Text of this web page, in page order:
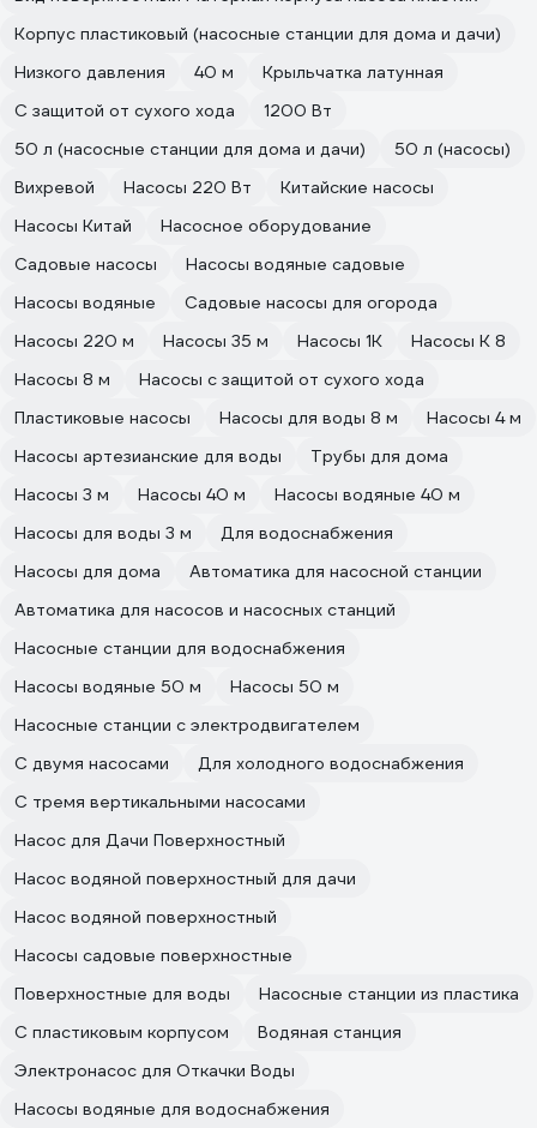
Корпус пластиковый (насосные станции для дома и дачи)
Низкого давления
40 м
Крыльчатка латунная
С защитой от сухого хода
1200 Вт
50 л (насосные станции для дома и дачи)
50 л (насосы)
Вихревой
Насосы 220 Вт
Китайские насосы
Насосы Китай
Насосное оборудование
Садовые насосы
Насосы водяные садовые
Насосы водяные
Садовые насосы для огорода
Насосы 220 м
Насосы 35 м Насосы 1К
Насосы К 8
Насосы 8 м
Насосы с защитой от сухого хода
Пластиковые насосы
Насосы для воды 8 м
Насосы 4 м
Насосы артезианские для воды
Трубы для дома
Насосы 3 м
Насосы 40 м
Насосы водяные 40 м
Насосы для воды 3 м
Для водоснабжения
Насосы для дома
Автоматика для насосной станции
Автоматика для насосов и насосных станций
Насосные станции для водоснабжения
Насосы водяные 50 м
Насосы 50 м
Насосные станции с электродвигателем
С двумя насосами
Для холодного водоснабжения
С тремя вертикальными насосами
Насос для Дачи Поверхностный
Насос водяной поверхностный для дачи
Насос водяной поверхностный
Насосы садовые поверхностные
Поверхностные для воды
Насосные станции из пластика
С пластиковым корпусом
Водяная станция
Электронасос для Откачки Воды
Насосы водяные для водоснабжения